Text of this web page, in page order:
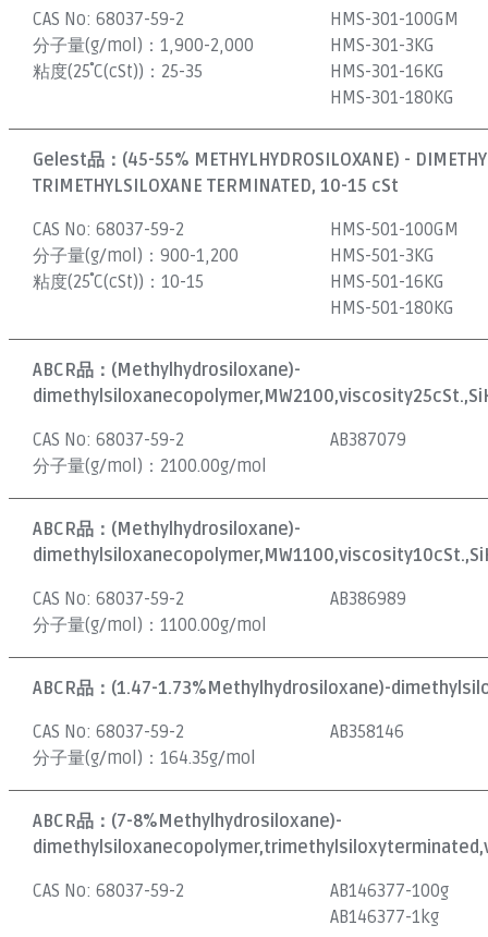
CAS No:68037-59-2
分子量(g/mol)：1,900-2,000
粘度(25˚C(cSt))： 25-35
HMS-301-100GM
HMS-301-3KG
HMS-301-16KG
HMS-301-180KG
Gelest品： (45-55% METHYLHYDROSILOXANE) -
TRIMETHYLSILOXANE TERMINATED, 10-15 cSt
CAS No:68037-59-2
分子量(g/mol)：900-1,200
粘度(25˚C(cSt))：10-15
HMS-501-100GM
HMS-501-3KG
HMS-501-16KG
HMS-501-180KG
ABCR品： (Methylhydrosiloxane)-
CAS No:68037-59-2
分子量(g/mol)： 2100.00g/mol
AB387079
ABCR品： (Methylhydrosiloxane)-
CAS No:68037-59-2
分子量(g/mol)：1100.00g/mol
AB386989
ABCR品： (1.47-1.73%Methylhydrosiloxane)-
CAS No:68037-59-2
分子量(g/mol)：164.35g/mol
AB358146
ABCR品： (7-8%Methylhydrosiloxane)-
CAS No:68037-59-2
AB146377-100g
AB146377-1kg